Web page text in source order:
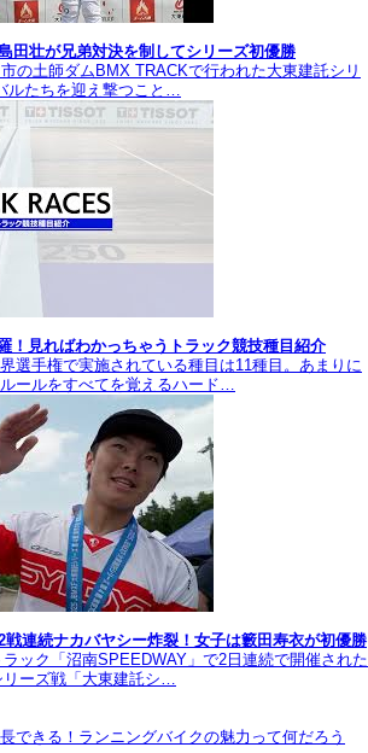
田壮が兄弟対決を制してシリーズ初優勝
の土師ダムBMX TRACKで行われた大東建託シリ
ルたちを迎え撃つこと…
！見ればわかっちゃうトラック競技種目紹介
選手権で実施されている種目は11種目。あまりに
ールをすべてを覚えるハード…
連続ナカバヤシー炸裂！女子は籔田寿衣が初優勝
ック「沼南SPEEDWAY」で2日連続で開催された
リーズ戦「大東建託シ…
できる！ランニングバイクの魅力って何だろう